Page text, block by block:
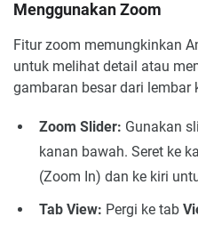
Menggunakan Zoom
Fitur zoom memungkinkan
untuk melihat detail atau
gambaran besar dari lembar
Zoom Slider: Gunakan
kanan bawah. Seret ke
(Zoom In) dan ke kiri
Tab View: Pergi ke tab